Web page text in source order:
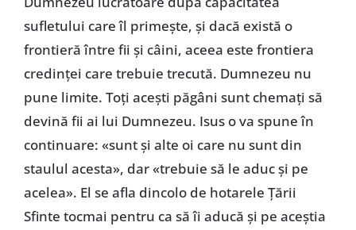
sufletului care îl primește, și dacă există o
frontieră între fii și câini, aceea este frontiera
credinței care trebuie trecută. Dumnezeu nu
pune limite. Toți acești păgâni sunt chemați să
devină fii ai lui Dumnezeu. Isus o va spune în
continuare: «sunt și alte oi care nu sunt din
staulul acesta», dar «trebuie să le aduc și pe
acelea». El se afla dincolo de hotarele Țării
Sfinte tocmai pentru ca să îi aducă și pe aceștia